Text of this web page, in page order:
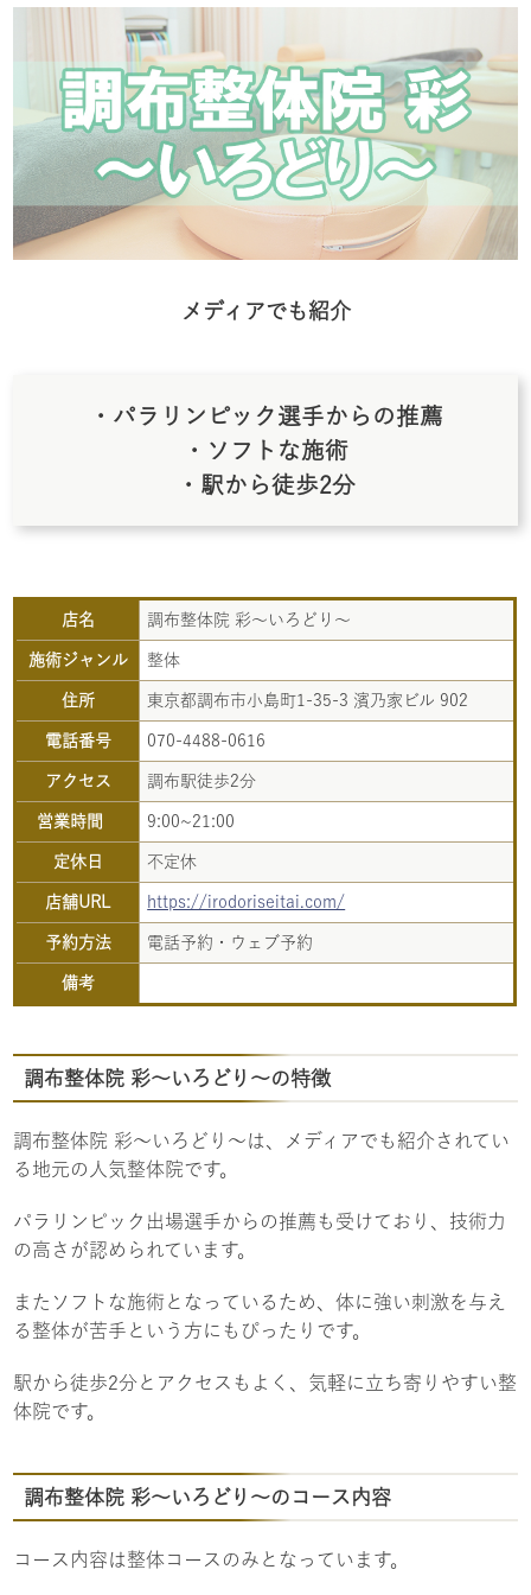
メディアでも紹介
・パラリンピック選手からの推薦
・ソフトな施術
・駅から徒歩2分
店名 調布整体院 彩〜いろどり〜
施術ジャンル 整体
住所 東京都調布市小島町1-35-3 濱乃家ビル 902
電話番号 070-4488-0616
アクセス 調布駅徒歩2分
営業時間 9:00~21:00
定休日 不定休
店舗URL https://irodoriseitai.com/
予約方法 電話予約・ウェブ予約
備考
調布整体院 彩〜いろどり〜の特徴
調布整体院 彩〜いろどり〜は、メディアでも紹介されてい
る地元の人気整体院です。
パラリンピック出場選手からの推薦も受けており、技術力
の高さが認められています。
またソフトな施術となっているため、体に強い刺激を与え
る整体が苦手という方にもぴったりです。
駅から徒歩2分とアクセスもよく、気軽に立ち寄りやすい整
体院です。
調布整体院 彩〜いろどり〜のコース内容
コース内容は整体コースのみとなっています。